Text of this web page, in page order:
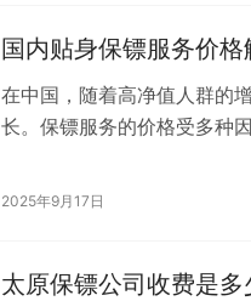
国内贴身保镖服务价
在中国，随着高净值人群的
长。保镖服务的价格受多种
2025年9月17日
太原保镖公司收费是多